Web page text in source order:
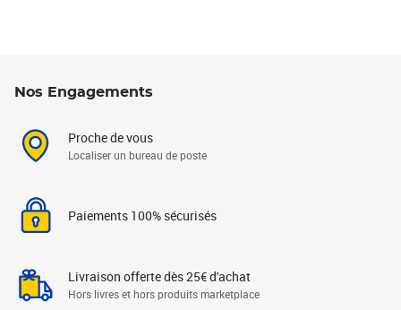
Nos Engagements
Proche de vous
Localiser un bureau de poste
Paiements 100% sécurisés
Livraison offerte dès 25€ d'achat
Hors livres et hors produits marketplace